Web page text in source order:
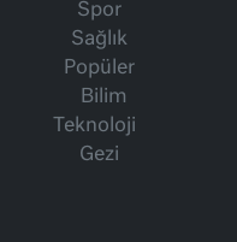
Spor
Sağlık
Popüler
Bilim
Teknoloji
Gezi